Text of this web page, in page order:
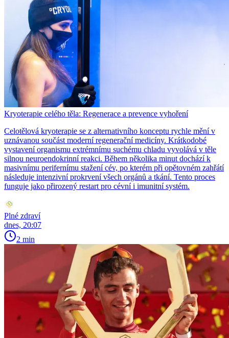
Kryoterapie celého těla: Regenerace a prevence vyhoření
Celotělová kryoterapie se z alternativního konceptu rychle mění v
uznávanou součást moderní regenerační medicíny. Krátkodobé
vystavení organismu extrémnímu suchému chladu vyvolává v těle
silnou neuroendokrinní reakci. Během několika minut dochází k
masivnímu perifernímu stažení cév, po kterém při opětovném zahřátí
následuje intenzivní prokrvení všech orgánů a tkání. Tento proces
funguje jako přirozený restart pro cévní i imunitní systém.
Plné zdraví
dnes, 20:07
2 min